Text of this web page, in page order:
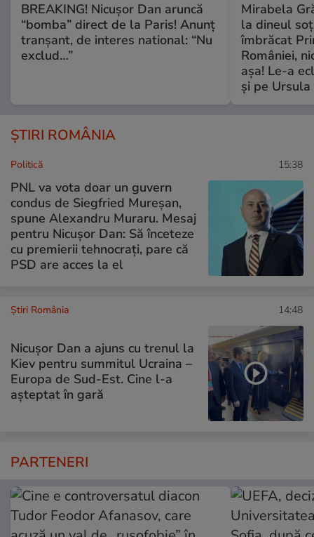
BREAKING! Nicușor Dan aruncă
“bomba” direct de la Paris! Anunț
tranșant, de interes national: “Nu
exclud…”
Mirabela
la dineul
îmbrăcat
României,
așa! Le-a
și pe
ȘTIRI ROMÂNIA
Politică 15:38
PNL va vota doar un guvern
condus de Siegfried Mureșan,
spune Alexandru Muraru. Mesaj
pentru Nicușor Dan: Să înceteze
cu premierii tehnocrați, pare că
PSD are acces la el
Știri România 14:48
Nicușor Dan a ajuns cu trenul la
Kiev pentru summitul Ucraina –
Europa de Sud-Est. Cine l-a
așteptat în gară
PARTENERI